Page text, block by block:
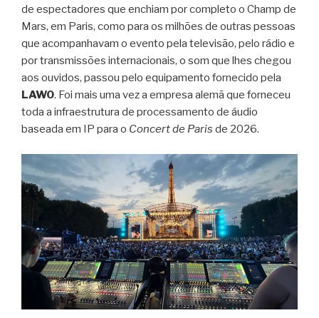
de espectadores que enchiam por completo o Champ de
Mars, em Paris, como para os milhões de outras pessoas
que acompanhavam o evento pela televisão, pelo rádio e
por transmissões internacionais, o som que lhes chegou
aos ouvidos, passou pelo equipamento fornecido pela
LAWO. Foi mais uma vez a empresa alemã que forneceu
toda a infraestrutura de processamento de áudio
baseada em IP para o Concert de Paris de 2026.